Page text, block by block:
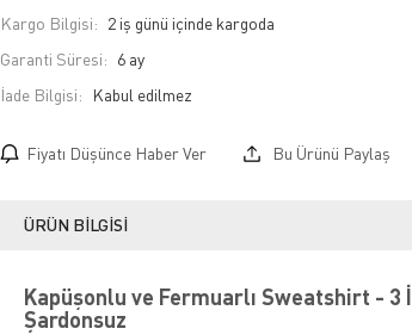
Kargo Bilgisi: 2 iş günü içinde kargoda
Garanti Süresi: 6 ay
İade Bilgisi:
Fiyatı Düşünce Haber Ver Bu Ürünü Paylaş
ÜRÜN BILGISI
Kapüşonlu ve Fermuarlı Sweatshirt - 3
Şardonsuz